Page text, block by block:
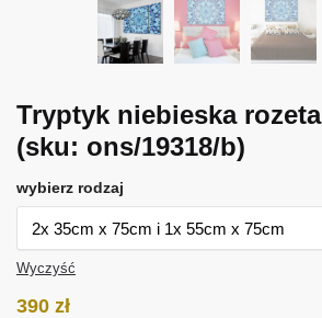
Tryptyk niebieska rozeta
(sku: ons/19318/b)
wybierz rodzaj
Wyczyść
390 zł